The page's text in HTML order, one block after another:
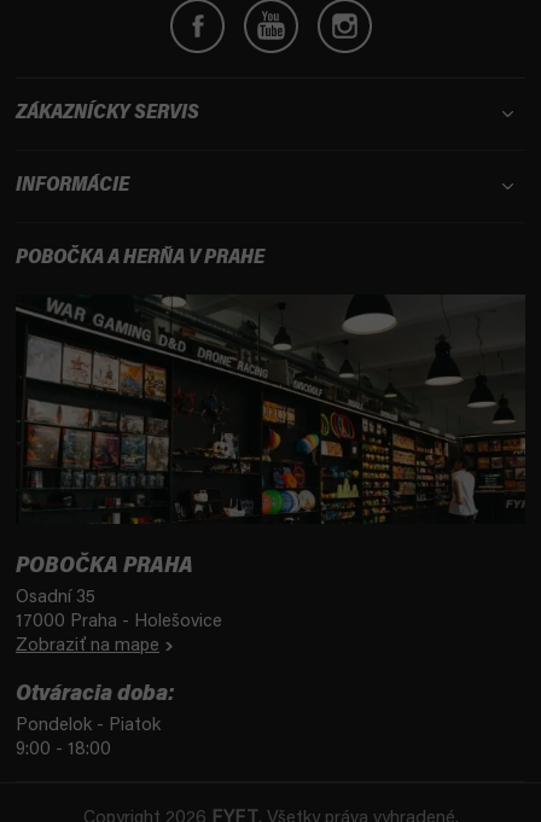
ZÁKAZNÍCKY SERVIS
INFORMÁCIE
POBOČKA A HERŇA V PRAHE
POBOČKA PRAHA
Osadní 35
17000 Praha - Holešovice
Zobraziť na mape
Otváracia doba:
Pondelok - Piatok
9:00 - 18:00